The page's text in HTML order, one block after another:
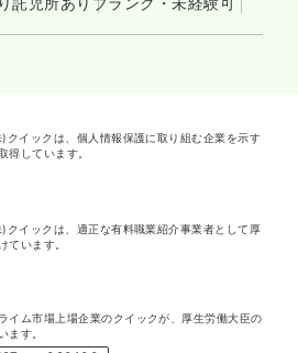
イックは、個人情報保護に取り組む企業を示す
得しています。
イックは、適正な有料職業紹介事業者として厚
ています。
イム市場上場企業のクイックが、厚生労働大臣の
ます。